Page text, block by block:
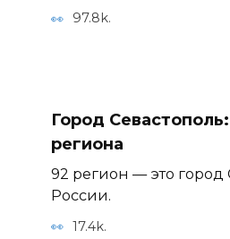
97.8k.
Город
региона
92 регион — это город
России.
17.4k.